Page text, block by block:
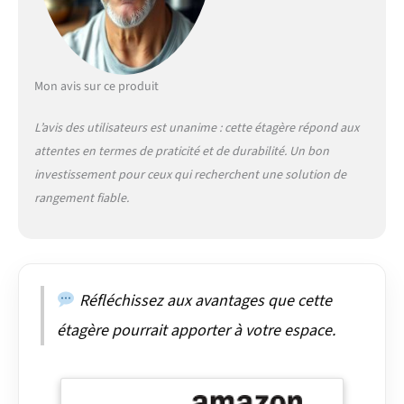
ou les entrepôts.
profondeur, largeur) et 5
étagères. Capacité de
charge et POINT DE
confère une durabilité
accrue au fil du temps
étagères. MONTAGE
FACILE - Inclut un
Mon avis sur ce produit
L’avis des utilisateurs est unanime : cette étagère répond aux
attentes en termes de praticité et de durabilité. Un bon
investissement pour ceux qui recherchent une solution de
rangement fiable.
Réfléchissez aux avantages que cette
étagère pourrait apporter à votre espace.